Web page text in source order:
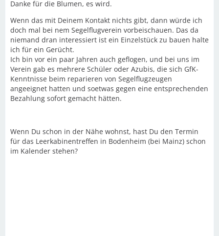
Danke für die Blumen, es wird.
Wenn das mit Deinem Kontakt nichts gibt, dann würde ich
doch mal bei nem Segelflugverein vorbeischauen. Das da
niemand dran interessiert ist ein Einzelstück zu bauen halte
ich für ein Gerücht.
Ich bin vor ein paar Jahren auch geflogen, und bei uns im
Verein gab es mehrere Schüler oder Azubis, die sich GfK-
Kenntnisse beim reparieren von Segelflugzeugen
angeeignet hatten und soetwas gegen eine entsprechenden
Bezahlung sofort gemacht hätten.
Wenn Du schon in der Nähe wohnst, hast Du den Termin
für das Leerkabinentreffen in Bodenheim (bei Mainz) schon
im Kalender stehen?